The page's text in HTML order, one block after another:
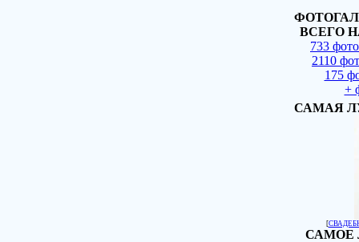
ВСЕГО
733
2110
175
+
САМАЯ
[
САМОЕ